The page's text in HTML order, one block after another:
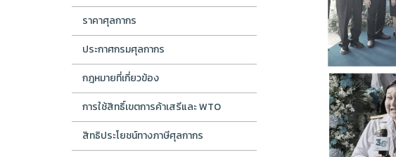
ราคาศุลกากร
ประกาศกรมศุลกากร
กฎหมายที่เกี่ยวข้อง
การใช้สิทธิ์เขตการค้าเสรีและ WTO
สิทธิประโยชน์ทางภาษีศุลกากร